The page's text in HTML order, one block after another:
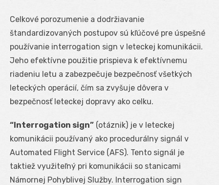
Celkové porozumenie a dodržiavanie
štandardizovaných postupov sú kľúčové pre úspešné
používanie interrogation sign v leteckej komunikácii.
Jeho efektívne použitie prispieva k efektívnemu
riadeniu letu a zabezpečuje bezpečnosť všetkých
leteckých operácií, čím sa zvyšuje dôvera v
bezpečnosť leteckej dopravy ako celku.
“Interrogation sign” (otáznik) je v leteckej
komunikácii používaný ako procedurálny signál v
Automated Flight Service (AFS). Tento signál je
taktiež využiteľný pri komunikácii so stanicami
Námornej Pohyblivej Služby. Interrogation sign